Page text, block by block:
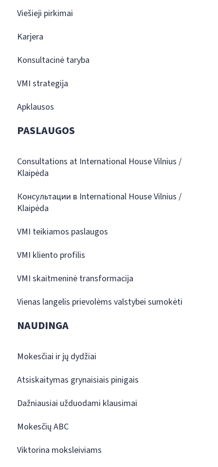
Viešieji pirkimai
Karjera
Konsultacinė taryba
VMI strategija
Apklausos
PASLAUGOS
Consultations at International House Vilnius /
Klaipėda
Консультации в International House Vilnius /
Klaipėda
VMI teikiamos paslaugos
VMI kliento profilis
VMI skaitmeninė transformacija
Vienas langelis prievolėms valstybei sumokėti
NAUDINGA
Mokesčiai ir jų dydžiai
Atsiskaitymas grynaisiais pinigais
Dažniausiai užduodami klausimai
Mokesčių ABC
Viktorina moksleiviams